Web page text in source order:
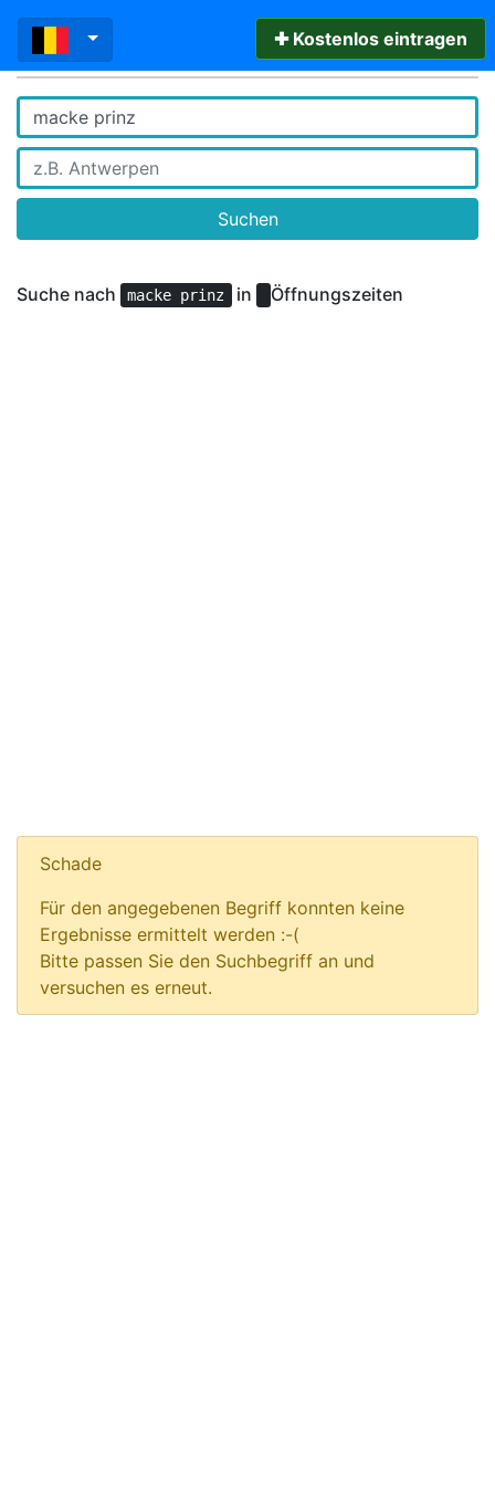
✚ Kostenlos eintragen
Suchen
Suche nach macke prinz in Öffnungszeiten
Schade
Für den angegebenen Begriff konnten keine
Ergebnisse ermittelt werden :-(
Bitte passen Sie den Suchbegriff an und
versuchen es erneut.